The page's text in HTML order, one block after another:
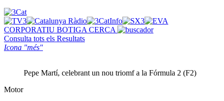
CORPORATIU BOTIGA CERCA
Consulta tots els Resultats
Icona "més"
Pepe Martí, celebrant un nou triomf a la Fórmula 2 (F2)
Motor